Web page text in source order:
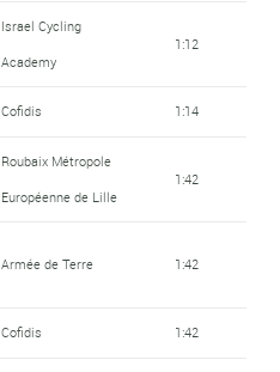
Israel Cycling
Academy
1:12
Cofidis 1:14
Roubaix Métropole
Européenne de Lille
1:42
Armée de Terre 1:42
Cofidis 1:42